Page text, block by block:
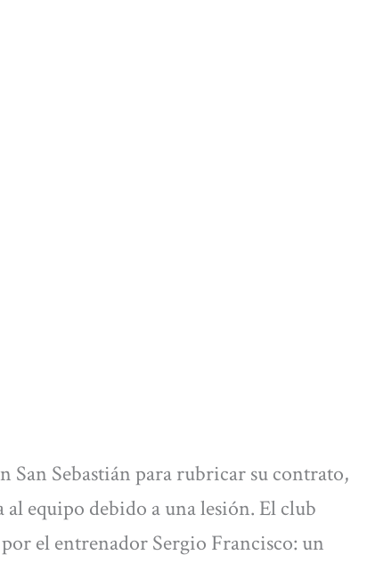
San Sebastián para rubricar su contrato,
equipo debido a una lesión. El club
el entrenador Sergio Francisco: un